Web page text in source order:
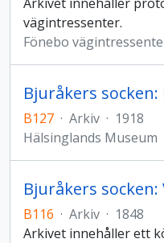
vägintressenter.
Fönebo
B127 · Arkiv · 1918
Hälsinglands Museum
B116 · Arkiv · 1848
Arkivet innehåller ett